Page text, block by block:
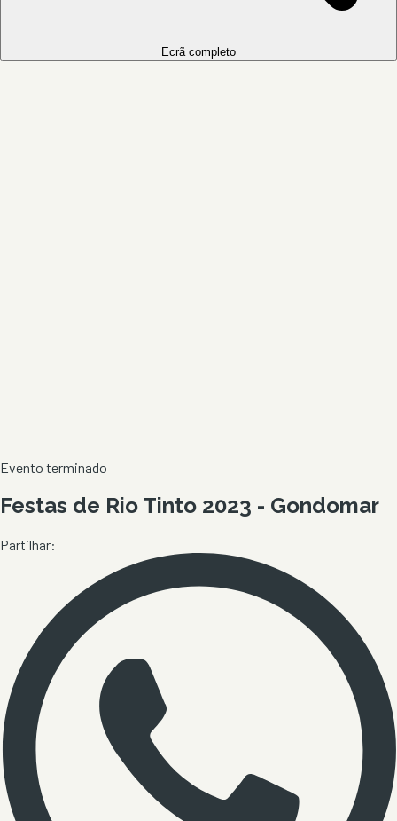
Ecrã completo
Evento terminado
Festas de Rio Tinto 2023 - Gondomar
Partilhar: